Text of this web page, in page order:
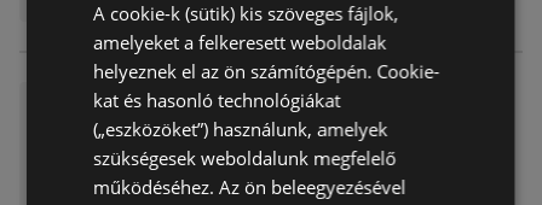
Grill katalógus
Akciós újság már nem érvényes
Lejárat dátuma: 2026.07.09
A cookie-k (sütik) kis szöveges fájlok,
amelyeket a felkeresett weboldalak
helyeznek el az ön számítógépén. Cookie-
kat és hasonló technológiákat
(„eszközöket”) használunk, amelyek
szükségesek weboldalunk megfelelő
működéséhez. Az ön beleegyezésével